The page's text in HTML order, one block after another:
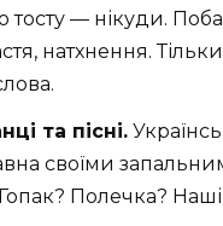
тосту — нікуди.
натхнення. Тільки
та пісні.
своїми
Полечка?